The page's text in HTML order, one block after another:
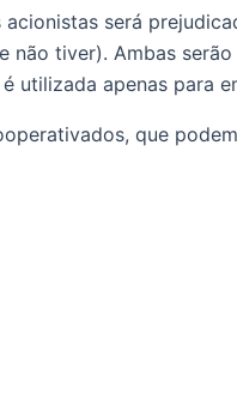
será
não tiver). Ambas
utilizada apenas para
que